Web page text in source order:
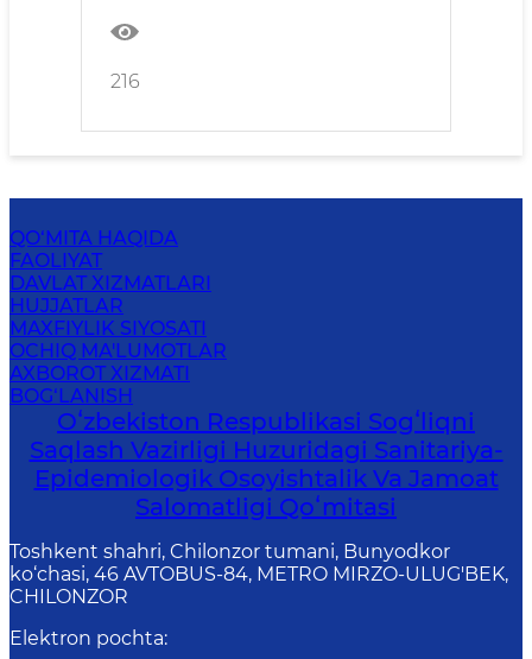
216
QO‘MITA HAQIDA
FAOLIYAT
DAVLAT XIZMATLARI
HUJJATLAR
MAXFIYLIK SIYOSATI
OCHIQ MA'LUMOTLAR
AXBOROT XIZMATI
BOG‘LANISH
Oʻzbekiston Respublikasi Sogʻliqni
Saqlash Vazirligi Huzuridagi Sanitariya-
Epidemiologik Osoyishtalik Va Jamoat
Salomatligi Qoʻmitasi
Toshkent shahri, Chilonzor tumani, Bunyodkor
ko‘chasi, 46 AVTOBUS-84, METRO MIRZO-ULUG'BEK,
CHILONZOR
Elektron pochta: